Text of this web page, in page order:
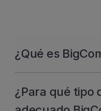
¿Qué es
ecommerce Open
facilidad de uso
¿Para qué tipo